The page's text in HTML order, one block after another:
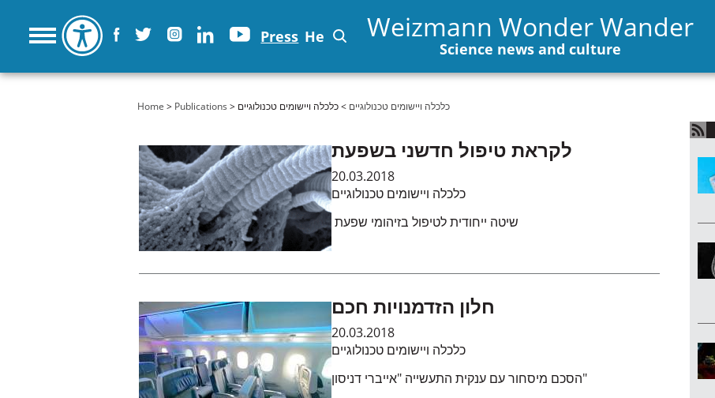
Press He Weizmann Wonder Wander
Science news and culture
You are here
Home > Publications > כלכלה ויישומים טכנולוגיים > כלכלה ויישומים טכנולוגיים
לקראת טיפול חדשני בשפעת
20.03.2018
כלכלה ויישומים טכנולוגיים
שיטה ייחודית לטיפול בזיהומי שפעת
חלון הזדמנויות חכם
20.03.2018
כלכלה ויישומים טכנולוגיים
הסכם מיסחור עם ענקית התעשייה "אייברי דניסון"